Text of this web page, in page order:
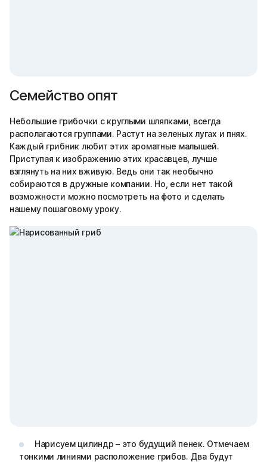
Семейство опят
Небольшие грибочки с круглыми шляпками, всегда
располагаются группами. Растут на зеленых лугах и пнях.
Каждый грибник любит этих ароматные малышей.
Приступая к изображению этих красавцев, лучше
взглянуть на них вживую. Ведь они так необычно
собираются в дружные компании. Но, если нет такой
возможности можно посмотреть на фото и сделать
нашему пошаговому уроку.
Нарисуем цилиндр – это будущий пенек. Отмечаем
тонкими линиями расположение грибов. Два будут